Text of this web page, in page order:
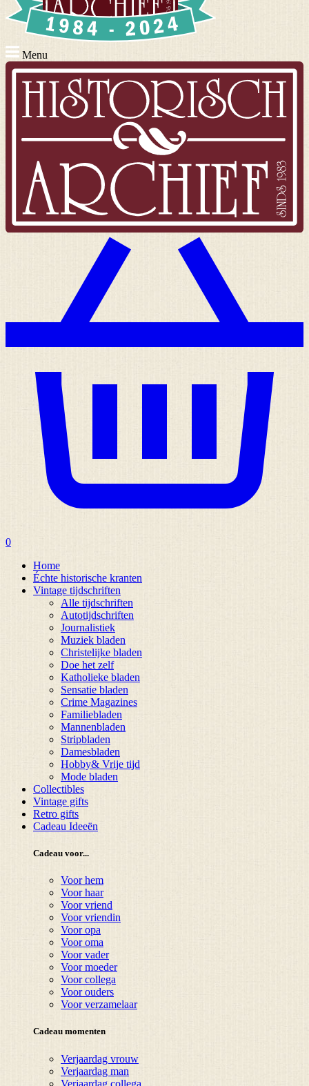
Menu
0
Home
Échte historische kranten
Vintage tijdschriften
Alle tijdschriften
Autotijdschriften
Journalistiek
Muziek bladen
Christelijke bladen
Doe het zelf
Katholieke bladen
Sensatie bladen
Crime Magazines
Familiebladen
Mannenbladen
Stripbladen
Damesbladen
Hobby& Vrije tijd
Mode bladen
Collectibles
Vintage gifts
Retro gifts
Cadeau Ideeën
Cadeau voor...
Voor hem
Voor haar
Voor vriend
Voor vriendin
Voor opa
Voor oma
Voor vader
Voor moeder
Voor collega
Voor ouders
Voor verzamelaar
Cadeau momenten
Verjaardag vrouw
Verjaardag man
Verjaardag collega